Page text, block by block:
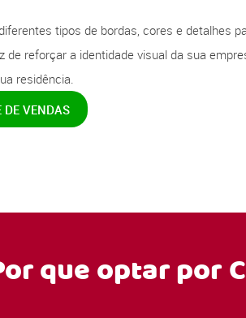
tipos de bordas, cores e detalhes
de reforçar a identidade visual da sua
residência.
DE VENDAS
que optar por